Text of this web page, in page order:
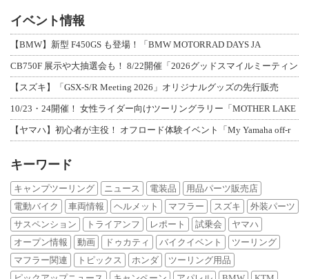
イベント情報
【BMW】新型 F450GS も登場！「BMW MOTORRAD DAYS JA
CB750F 展示や大抽選会も！ 8/22開催「2026グッドスマイルミーティン
【スズキ】「GSX-S/R Meeting 2026」オリジナルグッズの先行販売
10/23・24開催！ 女性ライダー向けツーリングラリー「MOTHER LAKE
【ヤマハ】初心者が主役！ オフロード体験イベント「My Yamaha off-r
キーワード
キャンプツーリング ニュース 電装品
用品パーツ販売店
電動バイク
車両情報 ヘルメット マフラー スズキ
外装パーツ
サスペンション
トライアンフ レポート 試乗会
ヤマハ
オープン情報
動画 ドゥカティ バイクイベント
ツーリング
マフラー関連
トピックス ホンダ
ツーリング用品